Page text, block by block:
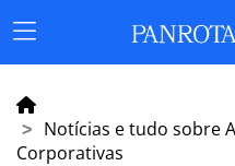
Menu
Principal
Notícias e tudo sobre
Corporativas